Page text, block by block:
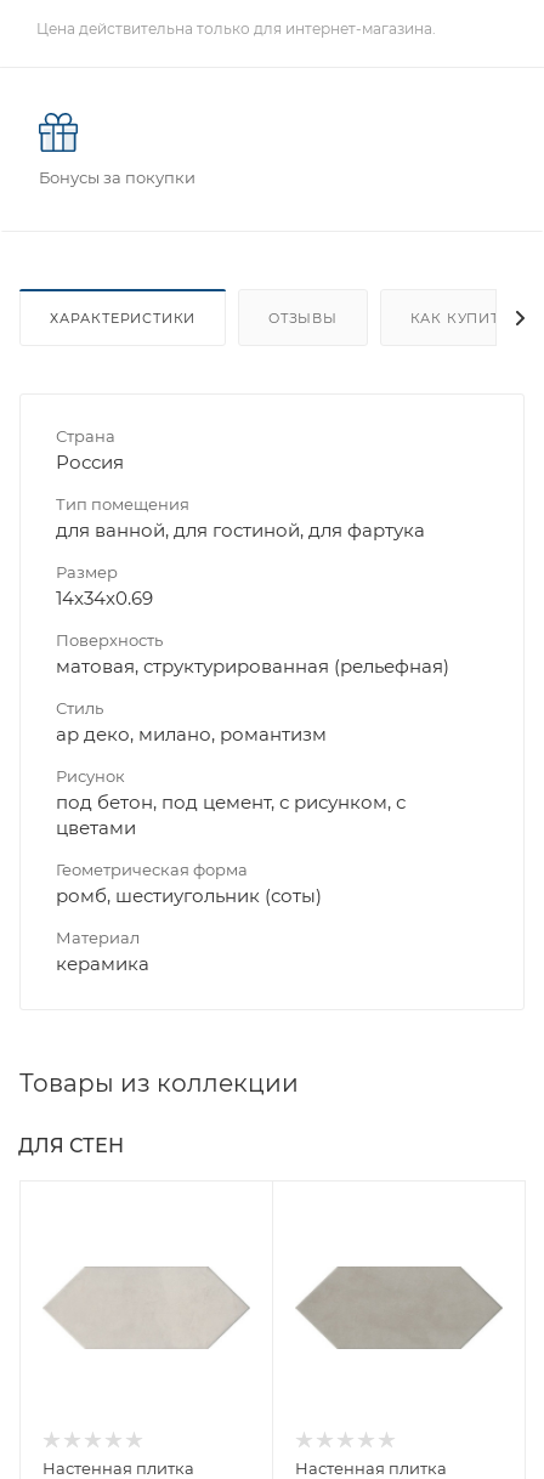
Цена действительна только для интернет-магазина.
Бонусы за покупки
ХАРАКТЕРИСТИКИ ОТЗЫВЫ КАК КУПИТЬ
Страна
Россия
Тип помещения
для ванной, для гостиной, для фартука
Размер
14x34x0.69
Поверхность
матовая, структурированная (рельефная)
Стиль
ар деко, милано, романтизм
Рисунок
под бетон, под цемент, с рисунком, с
цветами
Геометрическая форма
ромб, шестиугольник (соты)
Материал
керамика
Товары из коллекции
ДЛЯ СТЕН
Настенная плитка Настенная плитка